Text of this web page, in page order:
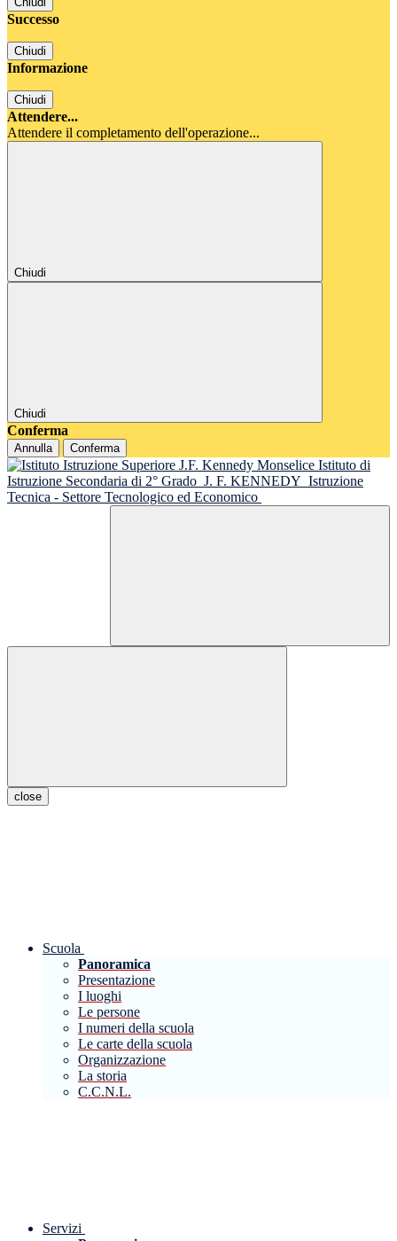
Successo
Chiudi
Informazione
Chiudi
Attendere...
Attendere il completamento dell'operazione...
Chiudi
Chiudi
Conferma
Annulla Conferma
Istituto di
Istruzione Secondaria di 2° Grado J. F. KENNEDY Istruzione
Tecnica - Settore Tecnologico ed Economico
close
Scuola
Panoramica
Presentazione
I luoghi
Le persone
I numeri della scuola
Le carte della scuola
Organizzazione
La storia
C.C.N.L.
Servizi